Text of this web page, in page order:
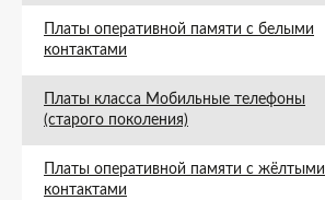
Платы оперативной памяти с белыми
контактами
Платы класса Мобильные телефоны
(старого поколения)
Платы оперативной памяти с жёлтыми
контактами